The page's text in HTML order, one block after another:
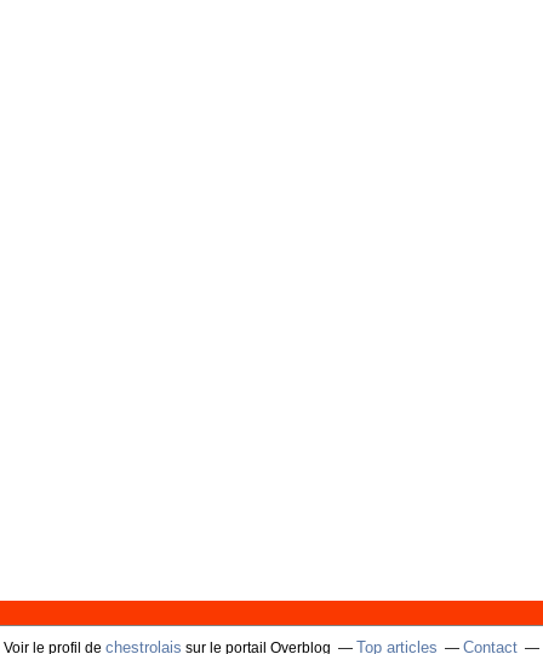
Voir le profil de chestrolais sur le portail Overblog Top articles Contact